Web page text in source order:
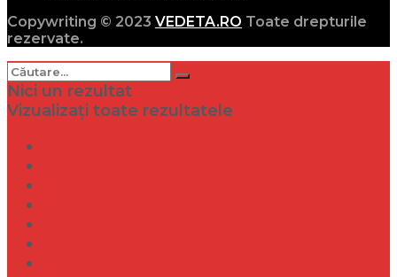
Copywriting © 2023 VEDETA.RO Toate drepturile
rezervate.
Nici un rezultat
Vizualizați toate rezultatele